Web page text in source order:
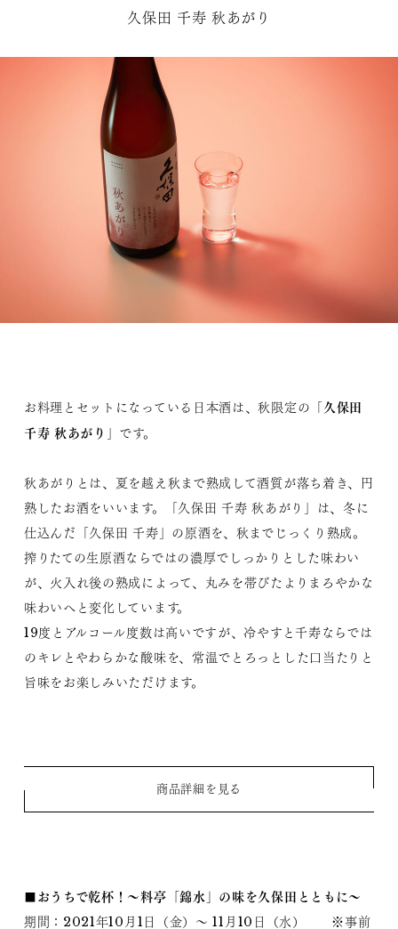
久保田 千寿 秋あがり
お料理とセットになっている日本酒は、秋限定の「久保田
千寿 秋あがり 」です。
秋あがりとは、夏を越え秋まで熟成して酒質が落ち着き、円
熟したお酒をいいます。「久保田 千寿 秋あがり」は、冬に
仕込んだ「久保田 千寿」の原酒を、秋までじっくり熟成。
搾りたての生原酒ならではの濃厚でしっかりとした味わい
が、火入れ後の熟成によって、丸みを帯びたよりまろやかな
味わいへと変化しています。
19度とアルコール度数は高いですが、冷やすと千寿ならでは
のキレとやわらかな酸味を、常温でとろっとした口当たりと
旨味をお楽しみいただけます。
商品詳細を見る
■おうちで乾杯！～料亭「錦水」の味を久保田とともに～
期間：2021年10月1日（金）～ 11月10日（水） ※事前